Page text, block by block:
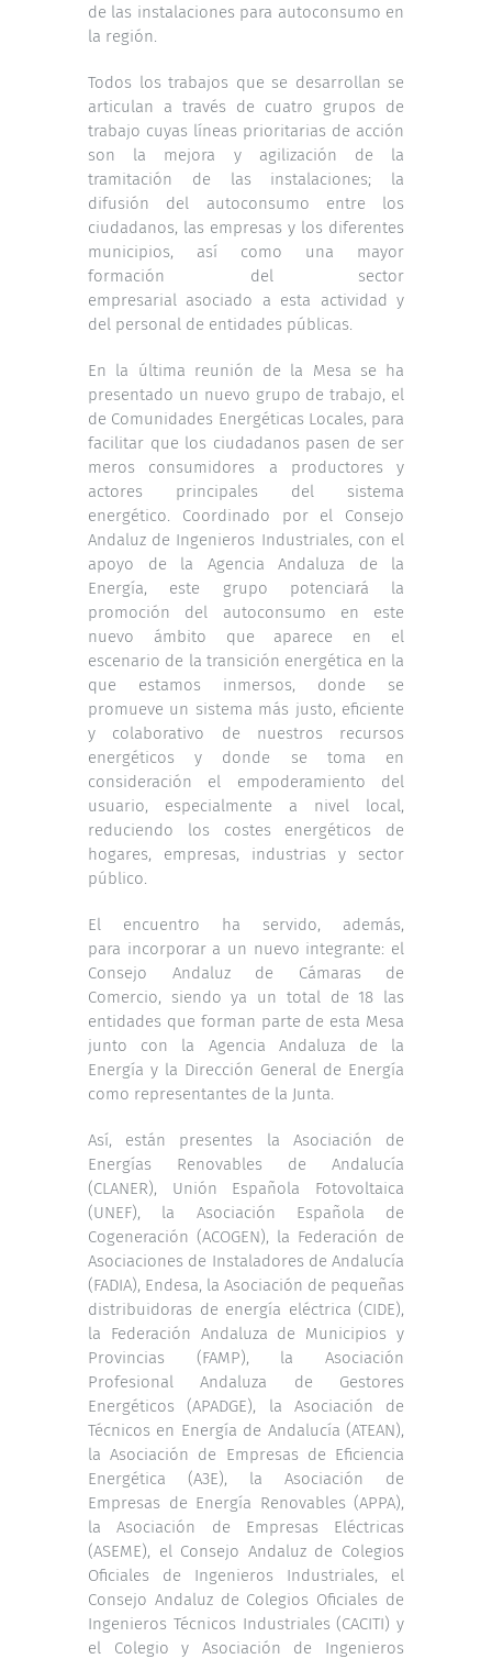
de las instalaciones para autoconsumo en
la región.
Todos los trabajos que se desarrollan se
articulan a través de cuatro grupos de
trabajo cuyas líneas prioritarias de acción
son la mejora y agilización de la
tramitación de las instalaciones; la
difusión del autoconsumo entre los
ciudadanos, las empresas y los diferentes
municipios, así como una mayor
formación del sector
empresarial asociado a esta actividad y
del personal de entidades públicas.
En la última reunión de la Mesa se ha
presentado un nuevo grupo de trabajo, el
de Comunidades Energéticas Locales, para
facilitar que los ciudadanos pasen de ser
meros consumidores a productores y
actores principales del sistema
energético. Coordinado por el Consejo
Andaluz de Ingenieros Industriales, con el
apoyo de la Agencia Andaluza de la
Energía, este grupo potenciará la
promoción del autoconsumo en este
nuevo ámbito que aparece en el
escenario de la transición energética en la
que estamos inmersos, donde se
promueve un sistema más justo, eficiente
y colaborativo de nuestros recursos
energéticos y donde se toma en
consideración el empoderamiento del
usuario, especialmente a nivel local,
reduciendo los costes energéticos de
hogares, empresas, industrias y sector
público.
El encuentro ha servido, además,
para incorporar a un nuevo integrante: el
Consejo Andaluz de Cámaras de
Comercio, siendo ya un total de 18 las
entidades que forman parte de esta Mesa
junto con la Agencia Andaluza de la
Energía y la Dirección General de Energía
como representantes de la Junta.
Así, están presentes la Asociación de
Energías Renovables de Andalucía
(CLANER), Unión Española Fotovoltaica
(UNEF), la Asociación Española de
Cogeneración (ACOGEN), la Federación de
Asociaciones de Instaladores de Andalucía
(FADIA), Endesa, la Asociación de pequeñas
distribuidoras de energía eléctrica (CIDE),
la Federación Andaluza de Municipios y
Provincias (FAMP), la Asociación
Profesional Andaluza de Gestores
Energéticos (APADGE), la Asociación de
Técnicos en Energía de Andalucía (ATEAN),
la Asociación de Empresas de Eficiencia
Energética (A3E), la Asociación de
Empresas de Energía Renovables (APPA),
la Asociación de Empresas Eléctricas
(ASEME), el Consejo Andaluz de Colegios
Oficiales de Ingenieros Industriales, el
Consejo Andaluz de Colegios Oficiales de
Ingenieros Técnicos Industriales (CACITI) y
el Colegio y Asociación de Ingenieros